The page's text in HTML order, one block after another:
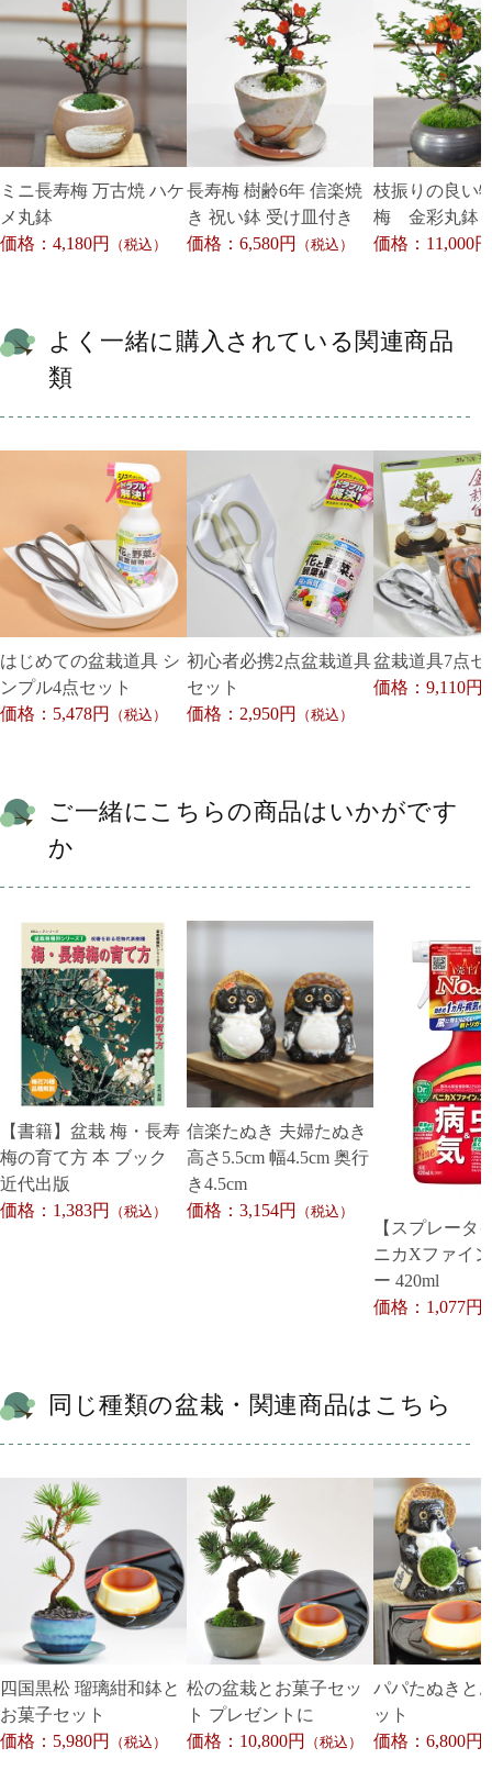
ミニ長寿梅 万古焼 ハケ
メ丸鉢
価格：4,180円
（税込）
長寿梅 樹齢6年 信楽焼
き 祝い鉢 受け皿付き
価格：6,580円
（税込）
枝振りの良い
梅 金彩丸鉢
価格：11,000円
よく一緒に購入されている関連商品
類
はじめての盆栽道具 シ
ンプル4点セット
価格：5,478円
（税込）
初心者必携2点盆栽道具
セット
価格：2,950円
（税込）
盆栽道具7点セ
価格：9,110円
ご一緒にこちらの商品はいかがです
か
【書籍】盆栽 梅・長寿
梅の育て方 本 ブック
近代出版
価格：1,383円
（税込）
信楽たぬき 夫婦たぬき
高さ5.5cm 幅4.5cm 奥行
き4.5cm
価格：3,154円
（税込）
【スプレータ
ニカXファイ
ー 420ml
価格：1,077円
同じ種類の盆栽・関連商品はこちら
四国黒松 瑠璃紺和鉢と
お菓子セット
価格：5,980円
（税込）
松の盆栽とお菓子セッ
ト プレゼントに
価格：10,800円
（税込）
パパたぬきと
ット
価格：6,800円